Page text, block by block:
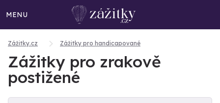
MENU
Zážitky.cz Zážitky pro handicapované
Zážitky pro zrakově
postižené